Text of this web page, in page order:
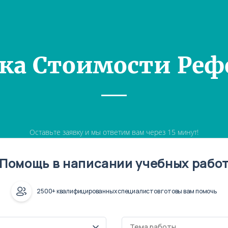
Стоимости
Оставьте заявку и мы ответим вам через 15 минут!
в написании учебных работ
2500+ квалифицированных специалистов готовы вам помочь